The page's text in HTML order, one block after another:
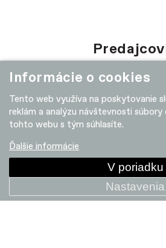
BICYKLE
Informácie o cookies
Tento web využíva na poskytovanie
reklám a analýzu návštevnosti súbory
tohto webu s tým súhlasíte.
Ďalšie informácie
V poriadku
Nastavenia